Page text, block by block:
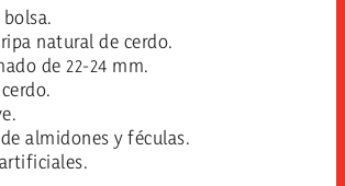
natural de cerdo.
de 22-24 mm.
almidones y féculas.